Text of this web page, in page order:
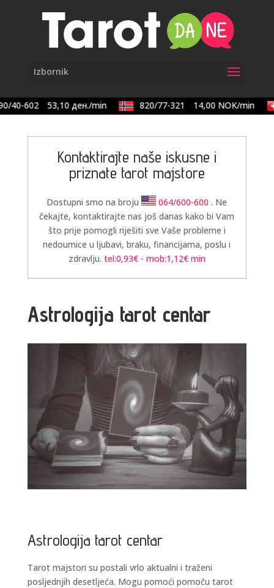
40-602 53,10 ден./min 820/77-321 14,00 NOK/min
Kontaktirajte naše iskusne i
priznate tarot majstore
Dostupni smo na broju 064/600-600 . Ne
čekajte, kontaktirajte nas još danas kako bi Vam
što prije pomogli riješiti sve Vaše probleme i
nedoumice u ljubavi, braku, financijama, poslu i
zdravlju. tel:0,93€ - mob:1,12€ min
Astrologija tarot centar
Astrologija tarot centar
Tarot majstori su postali vrlo aktualni i traženi
posljednjih desetljeća. Mogu pomoći pomoču tarot